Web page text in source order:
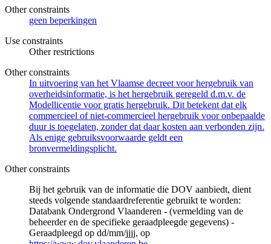
Other constraints
geen beperkingen
Use constraints
Other restrictions
Other constraints
In uitvoering van het Vlaamse decreet voor hergebruik van
overheidsinformatie, is het hergebruik geregeld d.m.v. de
Modellicentie voor gratis hergebruik. Dit betekent dat elk
commercieel of niet-commercieel hergebruik voor onbepaalde
duur is toegelaten, zonder dat daar kosten aan verbonden zijn.
Als enige gebruiksvoorwaarde geldt een
bronvermeldingsplicht.
Other constraints
Bij het gebruik van de informatie die DOV aanbiedt, dient
steeds volgende standaardreferentie gebruikt te worden:
Databank Ondergrond Vlaanderen - (vermelding van de
beheerder en de specifieke geraadpleegde gegevens) -
Geraadpleegd op dd/mm/jjjj, op